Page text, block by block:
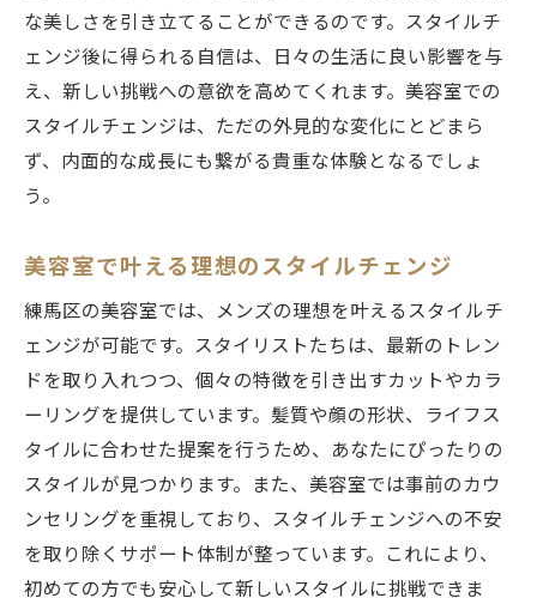
な美しさを引き立てることができるのです。スタイルチ
ェンジ後に得られる自信は、日々の生活に良い影響を与
え、新しい挑戦への意欲を高めてくれます。美容室での
スタイルチェンジは、ただの外見的な変化にとどまら
ず、内面的な成長にも繋がる貴重な体験となるでしょ
う。
美容室で叶える理想のスタイルチェンジ
練馬区の美容室では、メンズの理想を叶えるスタイルチ
ェンジが可能です。スタイリストたちは、最新のトレン
ドを取り入れつつ、個々の特徴を引き出すカットやカラ
ーリングを提供しています。髪質や顔の形状、ライフス
タイルに合わせた提案を行うため、あなたにぴったりの
スタイルが見つかります。また、美容室では事前のカウ
ンセリングを重視しており、スタイルチェンジへの不安
を取り除くサポート体制が整っています。これにより、
初めての方でも安心して新しいスタイルに挑戦できま